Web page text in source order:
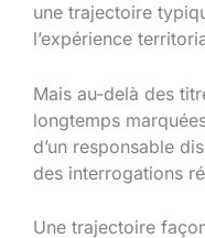
une trajectoire
l’expérience
Mais au-delà des
longtemps
d’un responsable
des interrogations
Une trajectoire